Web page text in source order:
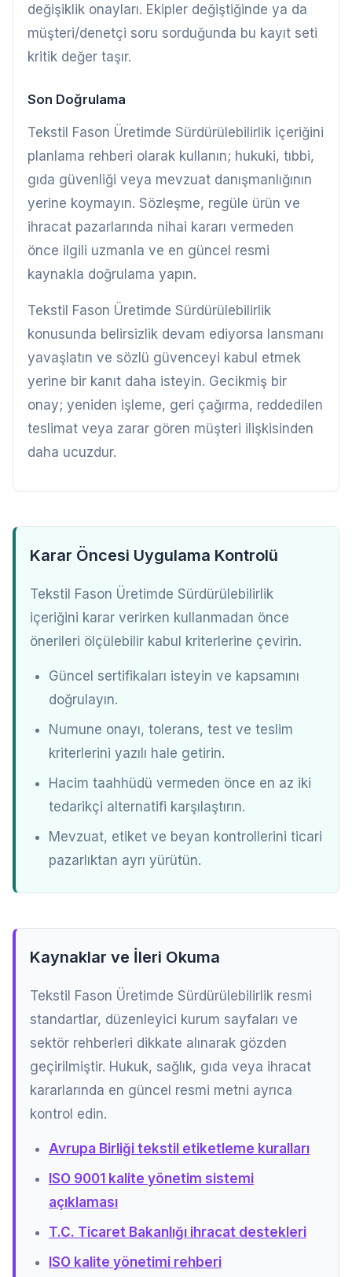
değişiklik onayları. Ekipler değiştiğinde ya da
müşteri/denetçi soru sorduğunda bu kayıt seti
kritik değer taşır.
Son Doğrulama
Tekstil Fason Üretimde Sürdürülebilirlik içeriğini
planlama rehberi olarak kullanın; hukuki, tıbbi,
gıda güvenliği veya mevzuat danışmanlığının
yerine koymayın. Sözleşme, regüle ürün ve
ihracat pazarlarında nihai kararı vermeden
önce ilgili uzmanla ve en güncel resmi
kaynakla doğrulama yapın.
Tekstil Fason Üretimde Sürdürülebilirlik
konusunda belirsizlik devam ediyorsa lansmanı
yavaşlatın ve sözlü güvenceyi kabul etmek
yerine bir kanıt daha isteyin. Gecikmiş bir
onay; yeniden işleme, geri çağırma, reddedilen
teslimat veya zarar gören müşteri ilişkisinden
daha ucuzdur.
Karar Öncesi Uygulama Kontrolü
Tekstil Fason Üretimde Sürdürülebilirlik
içeriğini karar verirken kullanmadan önce
önerileri ölçülebilir kabul kriterlerine çevirin.
Güncel sertifikaları isteyin ve kapsamını
doğrulayın.
Numune onayı, tolerans, test ve teslim
kriterlerini yazılı hale getirin.
Hacim taahhüdü vermeden önce en az iki
tedarikçi alternatifi karşılaştırın.
Mevzuat, etiket ve beyan kontrollerini ticari
pazarlıktan ayrı yürütün.
Kaynaklar ve İleri Okuma
Tekstil Fason Üretimde Sürdürülebilirlik resmi
standartlar, düzenleyici kurum sayfaları ve
sektör rehberleri dikkate alınarak gözden
geçirilmiştir. Hukuk, sağlık, gıda veya ihracat
kararlarında en güncel resmi metni ayrıca
kontrol edin.
Avrupa Birliği tekstil etiketleme kuralları
ISO 9001 kalite yönetim sistemi
açıklaması
T.C. Ticaret Bakanlığı ihracat destekleri
ISO kalite yönetimi rehberi